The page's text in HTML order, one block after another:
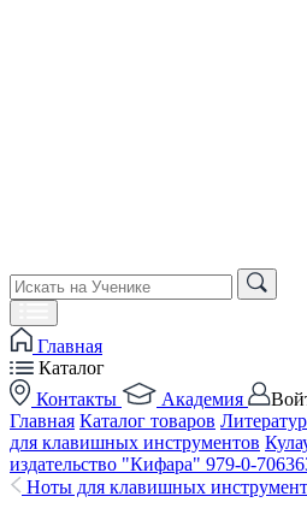
Главная
Каталог
Контакты
Академия
Главная Каталог товаров
для клавишных инструментов
издательство "Кифара" 979-0-
Ноты для клавишных